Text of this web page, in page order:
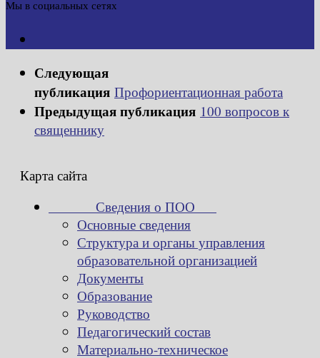
Мы в социальных сетях
Следующая
публикация Профориентационная работа
Предыдущая публикация 100 вопросов к
священнику
Карта сайта
Сведения о ПОО
Основные сведения
Структура и органы управления
образовательной организацией
Документы
Образование
Руководство
Педагогический состав
Материально-техническое